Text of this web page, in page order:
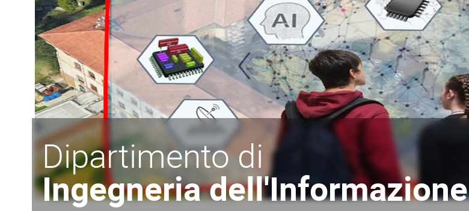
Dipartimento di
Ingegneria dell'Informazione